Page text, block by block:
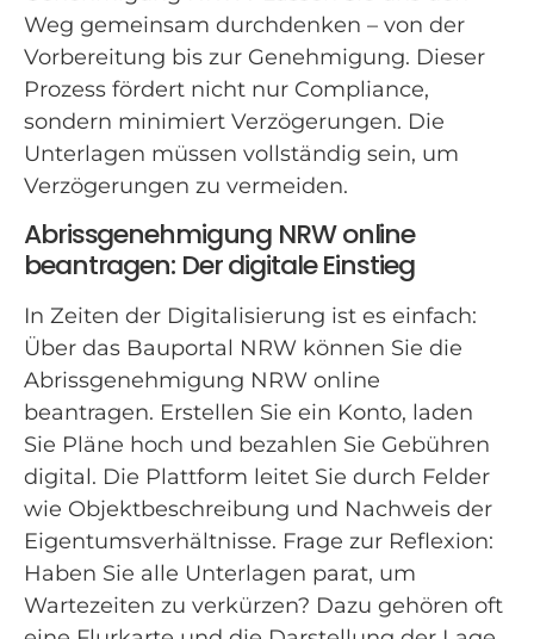
Weg gemeinsam durchdenken – von der
Vorbereitung bis zur Genehmigung. Dieser
Prozess fördert nicht nur Compliance,
sondern minimiert Verzögerungen. Die
Unterlagen müssen vollständig sein, um
Verzögerungen zu vermeiden.
Abrissgenehmigung NRW online
beantragen: Der digitale Einstieg
In Zeiten der Digitalisierung ist es einfach:
Über das Bauportal NRW können Sie die
Abrissgenehmigung NRW online
beantragen. Erstellen Sie ein Konto, laden
Sie Pläne hoch und bezahlen Sie Gebühren
digital. Die Plattform leitet Sie durch Felder
wie Objektbeschreibung und Nachweis der
Eigentumsverhältnisse. Frage zur Reflexion:
Haben Sie alle Unterlagen parat, um
Wartezeiten zu verkürzen? Dazu gehören oft